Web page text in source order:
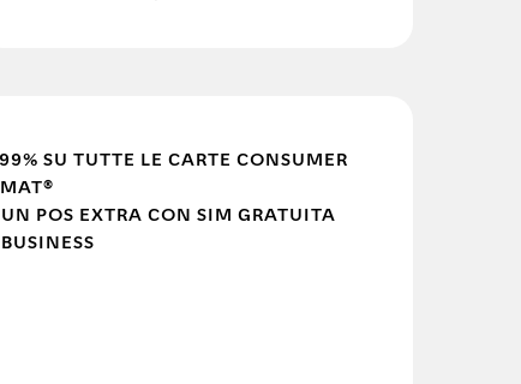
SU TUTTE LE CARTE CONSUMER
POS EXTRA CON SIM GRATUITA